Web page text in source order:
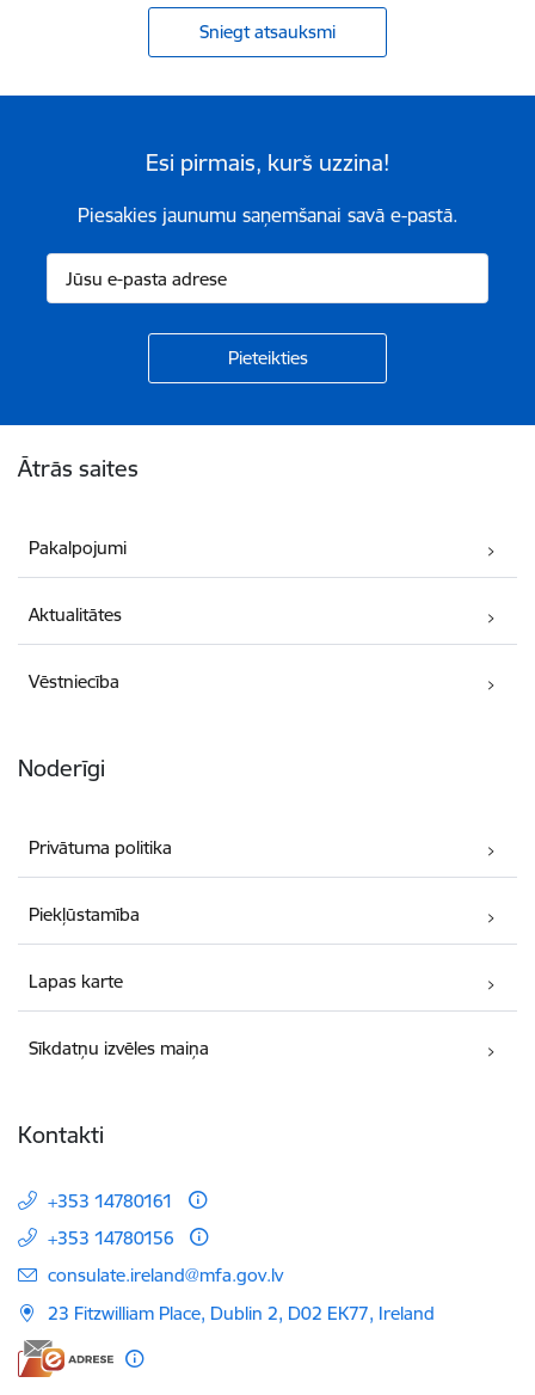
Sniegt atsauksmi
Esi pirmais, kurš uzzina!
Piesakies jaunumu saņemšanai savā e-pastā.
Ātrās saites
Pakalpojumi
Aktualitātes
Vēstniecība
Noderīgi
Privātuma politika
Piekļūstamība
Lapas karte
Sīkdatņu izvēles maiņa
Kontakti
+353 14780161
+353 14780156
E-pasts:
consulate.ireland@mfa.gov.lv
23 Fitzwilliam Place, Dublin 2, D02 EK77, Ireland